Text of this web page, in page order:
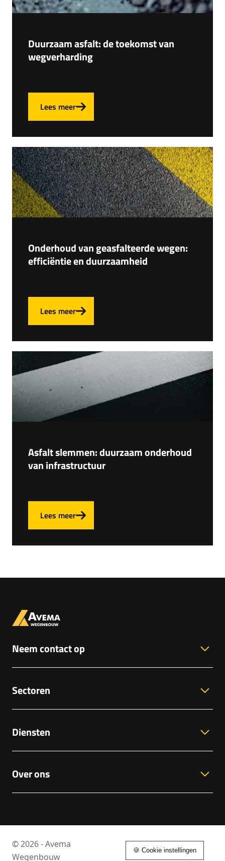
Duurzaam asfalt: de toekomst van
wegverharding
Lees meer
Onderhoud van geasfalteerde wegen:
efficiëntie en duurzaamheid
Lees meer
Asfalt slemmen: duurzaam onderhoud
van infrastructuur
Lees meer
Neem contact op
Sectoren
Diensten
Over ons
© 2026 - Avema
Wegenbouw
🍪 Cookie instellingen